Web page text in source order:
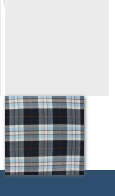
LEWIS bleu
Sur demande